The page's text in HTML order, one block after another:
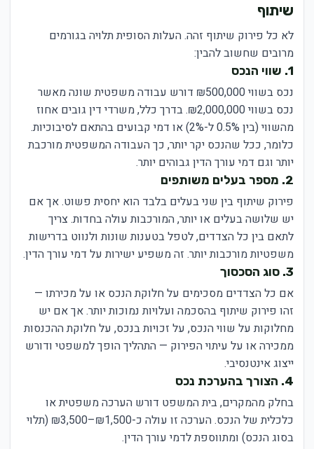
שיתוף
לא כל פירוק שיתוף זהה. העלות הסופית תלויה בגורמים
מרובים שחשוב להבין:
1. שווי הנכס
נכס בשווי ₪500,000 דורש עבודה משפטית שונה מאשר
נכס בשווי ₪2,000,000. בדרך כלל, משרדי דין גובים אחוז
מהשווי (בין 0.5% ל-2%) או דמי קבועים בהתאם לסיבוכיות.
כלומר, ככל שהנכס יקר יותר, כך העבודה המשפטית מורכבת
יותר וגם דמי עורך הדין גבוהים יותר.
2. מספר בעלים משותפים
פירוק שיתוף בין שני בעלים בלבד הוא יחסית פשוט. אך אם
יש שלושה בעלים או יותר, המורכבות עולה בחדות. צריך
לתאם בין כל הצדדים, לטפל בטענות שונות ולנווט בדרישות
משפטיות מורכבות יותר. זה משפיע ישירות על דמי עורך הדין.
3. סוג הסכסוך
אם כל הצדדים מסכימים על חלוקת הנכס או על מכירתו —
זהו פירוק שיתוף בהסכמה ועלויות נמוכות יותר. אך אם יש
מחלוקות על שווי הנכס, על זכויות בנכס, על חלוקת ההכנסות
ממכירה או על עיתוי הפירוק — התהליך הופך למשפטי ודורש
ייצוג אינטנסיבי.
4. הצורך בהערכת נכס
בחלק מהמקרים, בית המשפט דורש הערכה משפטית או
כלכלית של הנכס. הערכה זו עולה כ-₪1,500–₪3,500 (תלוי
בסוג הנכס) ומתווספת לדמי עורך הדין.